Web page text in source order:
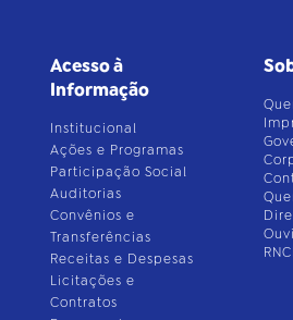
Acesso à
Informação
Institucional
Ações e Programas
Participação Social
Auditorias
Convênios e
Transferências
Receitas e Despesas
Licitações e
Contratos